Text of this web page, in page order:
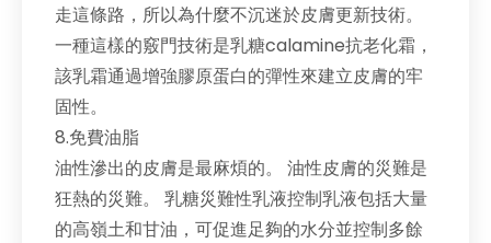
走這條路，所以為什麼不沉迷於皮膚更新技術。
一種這樣的竅門技術是乳糖calamine抗老化霜，
該乳霜通過增強膠原蛋白的彈性來建立皮膚的牢
固性。
8.免費油脂
油性滲出的皮膚是最麻煩的。 油性皮膚的災難是
狂熱的災難。 乳糖災難性乳液控制乳液包括大量
的高嶺土和甘油，可促進足夠的水分並控制多餘